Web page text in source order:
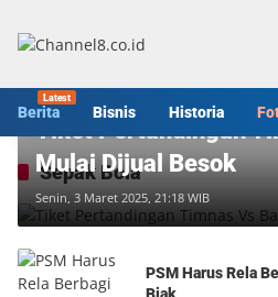
konten
Berita Bisnis Historia
Sepak Bola
Berita
Tiket Pertandingan
Mulai Dijual Besok
Senin, 3 Maret 2025, 21:18 WIB
PSM Harus Rela